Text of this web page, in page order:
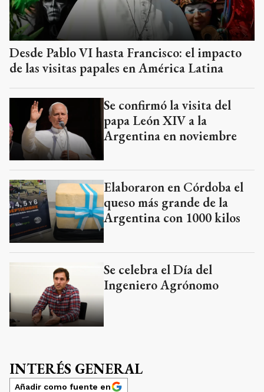
Desde Pablo VI hasta Francisco: el impacto
de las visitas papales en América Latina
Se confirmó la visita del
papa León XIV a la
Argentina en noviembre
Elaboraron en Córdoba el
queso más grande de la
Argentina con 1000 kilos
Se celebra el Día del
Ingeniero Agrónomo
INTERÉS GENERAL
Añadir como fuente en